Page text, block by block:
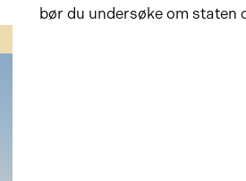
bør du undersøke om staten